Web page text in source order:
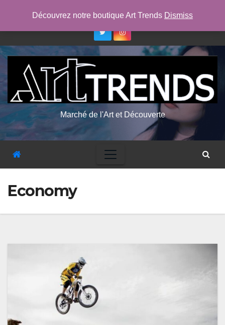
dim. Août 9th, 2026 7:47:03 AM
Marché de l'Art et Découverte
Economy
Découvrez notre boutique Art Trends Dismiss